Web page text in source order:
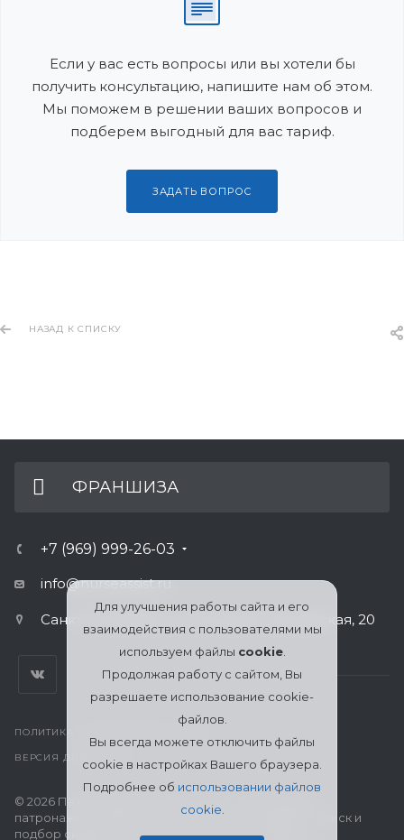
Если у вас есть вопросы или вы хотели бы
получить консультацию, напишите нам об этом.
Мы поможем в решении ваших вопросов и
подберем выгодный для вас тариф.
ЗАДАТЬ ВОПРОС
НАЗАД К СПИСКУ
ФРАНШИЗА
+7 (969) 999-26-03
info@nurseassist.ru
Санкт-Петербург, ул. Большая Пушкарская, 20
ПОЛИТИКА КОНФИДЕНЦИАЛЬНОСТИ
ВЕРСИЯ ДЛЯ ПЕЧАТИ
© 2026 Патронажная служба МЦСО «Ассоциация
патронажных работников» в Санкт-Петербурге: поиск и
подбор сиделки, уход за пожилыми, больными и
Для улучшения работы сайта и его
взаимодействия с пользователями мы
используем файлы cookie.
Продолжая работу с сайтом, Вы
разрешаете использование cookie-
файлов.
Вы всегда можете отключить файлы
cookie в настройках Вашего браузера.
Подробнее об использовании файлов
cookie